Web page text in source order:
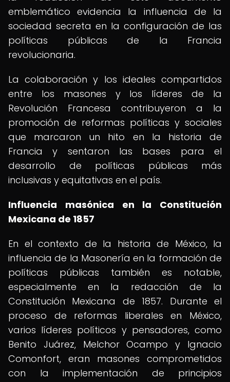
emblemático evidencia la influencia de la
sociedad secreta en la configuración de las
políticas públicas de la Francia
revolucionaria.
La colaboración y los ideales compartidos
entre los masones y los líderes de la
Revolución Francesa contribuyeron a la
promoción de reformas políticas y sociales
que marcaron un hito en la historia de
Francia y sentaron las bases para el
desarrollo de políticas públicas más
inclusivas y equitativas en el país.
Influencia masónica en la Constitución
Mexicana de 1857
En el contexto de la historia de México, la
influencia de la Masonería en la formación de
políticas públicas también es notable,
especialmente en la redacción de la
Constitución Mexicana de 1857. Durante el
proceso de reformas liberales en México,
varios líderes políticos y pensadores, como
Benito Juárez, Melchor Ocampo y Ignacio
Comonfort, eran masones comprometidos
con la implementación de principios